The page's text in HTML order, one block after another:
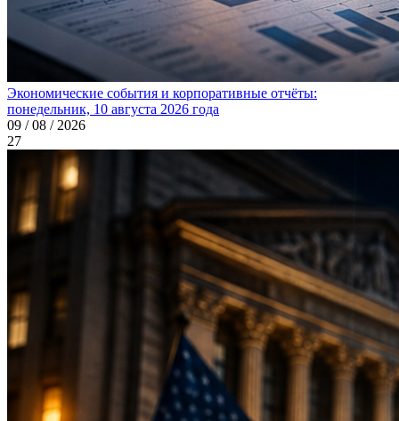
Экономические события и корпоративные отчёты:
понедельник, 10 августа 2026 года
09 / 08 / 2026
27